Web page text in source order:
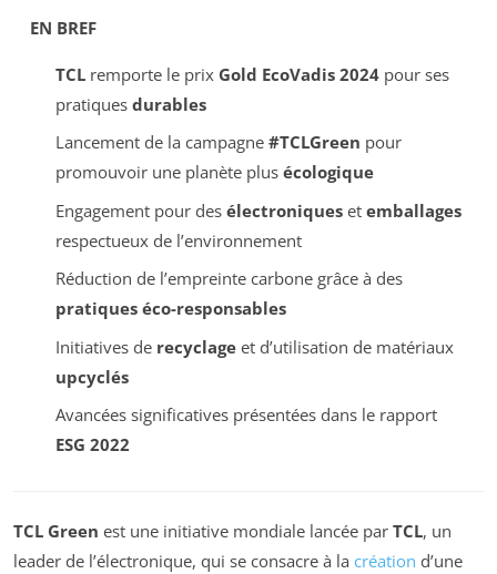
EN BREF
TCLremporte le prix Gold EcoVadis 2024pour ses
pratiques durables
Lancement de la campagne #TCLGreen pour
promouvoir une planète plus écologique
Engagement pour des électroniqueset emballages
respectueux de l’environnement
Réduction de l’empreinte carbone grâce à des
pratiques éco-responsables
Initiatives de recyclageet d’utilisation de matériaux
upcyclés
Avancées significatives présentées dans le rapport
ESG 2022
TCL Green est une initiative mondiale lancée par TCL, un
leader de l’électronique, qui se consacre à la création d’une